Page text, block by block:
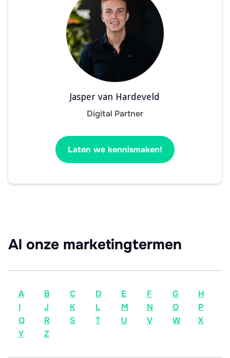
Jasper van Hardeveld
Digital Partner
Laten we kennismaken!
Al onze marketingtermen
A B C D E F G
H
I
J K L M N O
P
Q
R S T U V W
X
Y
Z